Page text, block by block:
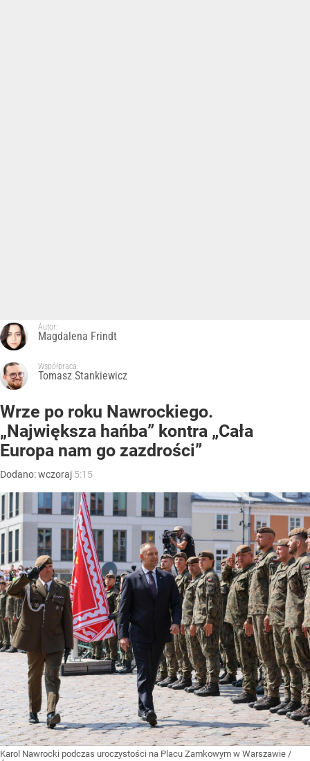
Autor:
Magdalena Frindt
Współpraca:
Tomasz Stankiewicz
Wrze po roku Nawrockiego.
„Największa hańba” kontra „Cała
Europa nam go zazdrości”
Dodano:wczoraj 5:15
Karol Nawrocki podczas uroczystości na Placu Zamkowym w Warszawie /